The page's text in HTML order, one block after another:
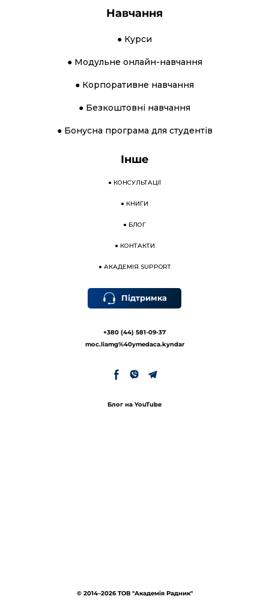
Навчання
● Курси
● Модульне онлайн-навчання
● Корпоративне навчання
● Безкоштовні навчання
● Бонусна програма для студентів
Інше
● КОНСУЛЬТАЦІЇ
● КНИГИ
● БЛОГ
● КОНТАКТИ
● АКАДЕМІЯ SUPPORT
Підтримка
+380 (44) 581-09-37
moc.liamg%40ymedaca.kyndar
Блог на YouTube
© 2014–2026 ТОВ "Академія Радник"